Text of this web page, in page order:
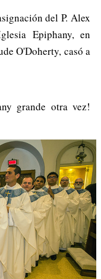
del P. Alex
Epiphany, en
O'Doherty, casó a
grande otra vez!